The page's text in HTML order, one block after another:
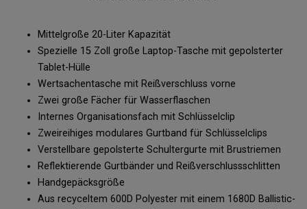
Mittelgroße 20-Liter Kapazität
Spezielle 15 Zoll große Laptop-Tasche mit gepolsterter
Tablet-Hülle
Wertsachentasche mit Reißverschluss vorne
Zwei große Fächer für Wasserflaschen
Internes Organisationsfach mit Schlüsselclip
Zweireihiges modulares Gurtband für Schlüsselclips
Verstellbare gepolsterte Schultergurte mit Brustriemen
Reflektierende Gurtbänder und Reißverschlussschlitten
Handgepäcksgröße
Aus recyceltem 600D Polyester mit einem 1680D Ballistic-